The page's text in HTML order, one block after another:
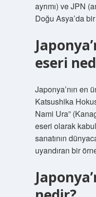
ayrımı) ve JPN
Doğu Asya’da
eseri
Japonya’nın en
Katsushika
Nami Ura”
eseri olarak
sanatının
uyandıran bir